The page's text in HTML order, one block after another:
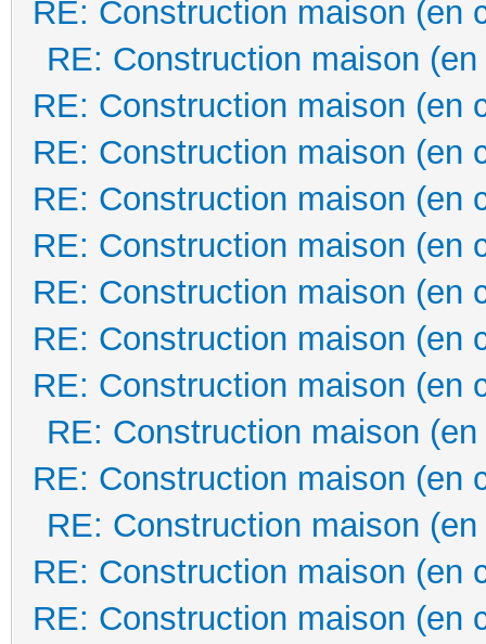
RE: Construction maison (en
RE: Construction maison
RE: Construction maison (en
RE: Construction maison (en
RE: Construction maison (en
RE: Construction maison (en
RE: Construction maison (en
RE: Construction maison (en
RE: Construction maison (en
RE: Construction maison
RE: Construction maison (en
RE: Construction maison
RE: Construction maison (en
RE: Construction maison (en